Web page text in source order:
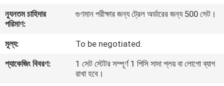
কারখানা
গুণমান
ন্যূনতম চাহিদার
পরিমাণ:
গুণমান পরীক্ষার জন্য ট্রেল অর্ডারের জন্য 500 সেট।
মূল্য:
To be negotiated.
প্যাকেজিং বিবরণ:
1 সেট স্টেটর সম্পূর্ণ 1 পিসি সাদা প্লয় বা লোগো ব্যাগ
রাখা হবে।